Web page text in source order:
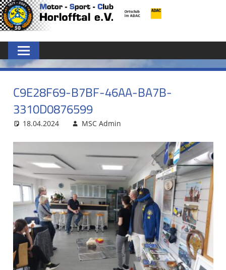
Zum
Inhalt
MSC
HORLOFFTAL
E.V.
C9E28F69-B7BF-46AA-BA7B-
3310D0876599
18.04.2024 MSC Admin